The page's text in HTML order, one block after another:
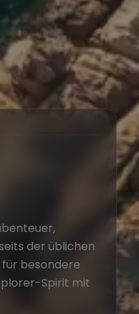
der üblichen
für besondere
Spirit mit